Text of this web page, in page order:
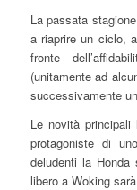
La passata
a riaprire un ciclo,
fronte
(unitamente ad
successivamente
Le novità
protagoniste di
deludenti la
libero a Woking